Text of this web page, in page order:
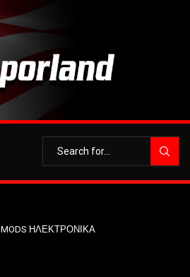
MODS ΗΛΕΚΤΡΟΝΙΚΑ